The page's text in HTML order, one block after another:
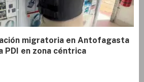
migratoria en Antofagasta
PDI en zona céntrica